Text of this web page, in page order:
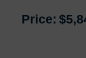
Price: